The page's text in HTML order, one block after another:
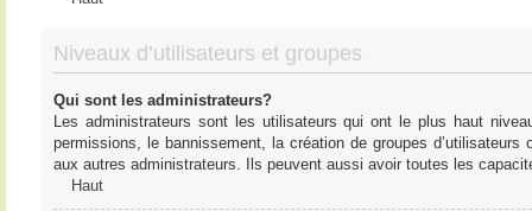
Niveaux d’utilisateurs et groupes
Qui sont les administrateurs?
Les administrateurs sont les utilisateurs qui ont le plus haut
permissions, le bannissement, la création de groupes
aux autres administrateurs. Ils peuvent aussi avoir toutes les
Haut